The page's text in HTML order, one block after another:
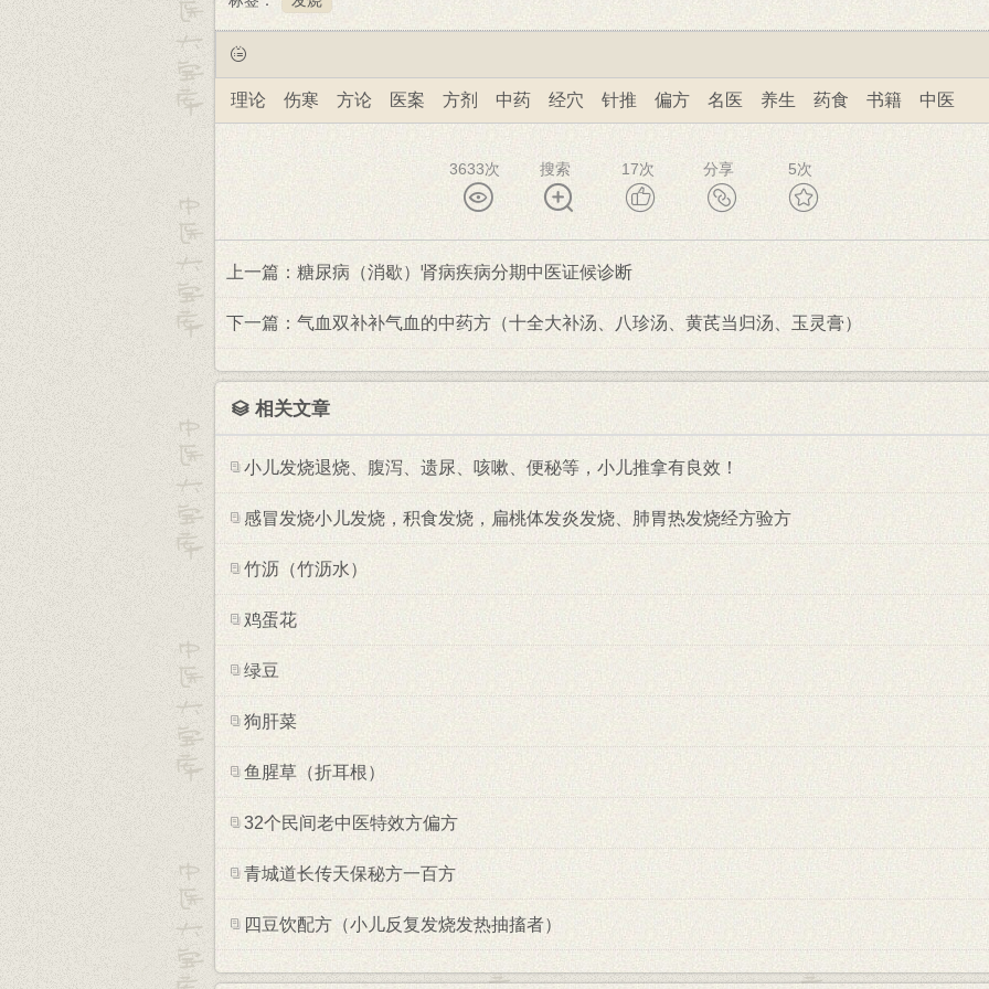
理论 伤寒 方论 医案 方剂 中药 经穴 针推 偏方 名医 养生 药食 书籍 中医
3633次 搜索 17次 分享 5次
上一篇：糖尿病（消歇）肾病疾病分期中医证候诊断
下一篇：气血双补补气血的中药方（十全大补汤、八珍汤、黄芪当归汤、玉灵膏）
相关文章
小儿发烧退烧、腹泻、遗尿、咳嗽、便秘等，小儿推拿有良效！
感冒发烧小儿发烧，积食发烧，扁桃体发炎发烧、肺胃热发烧经方验方
竹沥（竹沥水）
鸡蛋花
绿豆
狗肝菜
鱼腥草（折耳根）
32个民间老中医特效方偏方
青城道长传天保秘方一百方
四豆饮配方（小儿反复发烧发热抽搐者）